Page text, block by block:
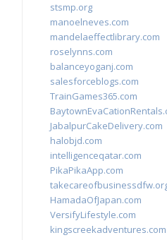
stsmp.org
manoelneves.com
mandelaeffectlibrary.com
roselynns.com
balanceyoganj.com
salesforceblogs.com
TrainGames365.com
JabalpurCakeDelivery.com
halobjd.com
intelligenceqatar.com
PikaPikaApp.com
HamadaOfJapan.com
VersifyLifestyle.com
kingscreekadventures.com